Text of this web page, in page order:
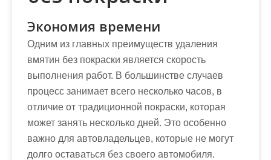
Экономия времени
Одним из главных преимуществ удаления
вмятин без покраски является скорость
выполнения работ. В большинстве случаев
процесс занимает всего несколько часов, в
отличие от традиционной покраски, которая
может занять несколько дней. Это особенно
важно для автовладельцев, которые не могут
долго оставаться без своего автомобиля.